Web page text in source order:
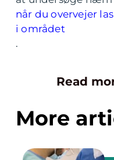
når du overvejer
i området
.
Read
More